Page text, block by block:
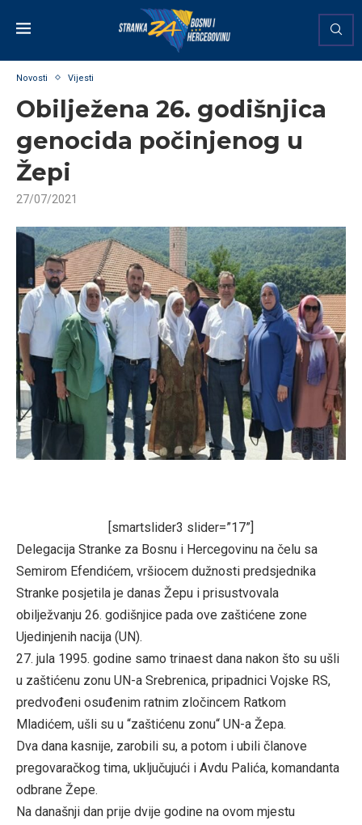
Novosti Vijesti
Obilježena 26. godišnjica
genocida počinjenog u
Žepi
27/07/2021
[smartslider3 slider=”17”]
Delegacija Stranke za Bosnu i Hercegovinu na čelu sa
Semirom Efendićem, vršiocem dužnosti predsjednika
Stranke posjetila je danas Žepu i prisustvovala
obilježvanju 26. godišnjice pada ove zaštićene zone
Ujedinjenih nacija (UN).
27. jula 1995. godine samo trinaest dana nakon što su ušli
u zaštićenu zonu UN-a Srebrenica, pripadnici Vojske RS,
predvođeni osuđenim ratnim zločincem Ratkom
Mladićem, ušli su u “zaštićenu zonu“ UN-a Žepa.
Dva dana kasnije, zarobili su, a potom i ubili članove
pregovaračkog tima, uključujući i Avdu Palića, komandanta
odbrane Žepe.
Na današnji dan prije dvije godine na ovom mjestu